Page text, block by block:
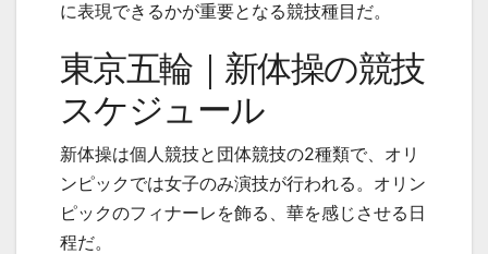
に表現できるかが重要となる競技種目だ。
東京五輪｜新体操の競技
スケジュール
新体操は個人競技と団体競技の2種類で、オリ
ンピックでは女子のみ演技が行われる。オリン
ピックのフィナーレを飾る、華を感じさせる日
程だ。